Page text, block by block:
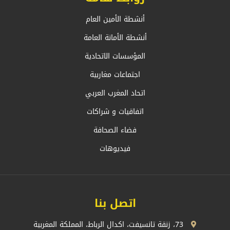
أنشطة الأمين العام
أنشطة الأمانة العامة
المؤسسات الاتحادية
اجتماعات مغاربية
اتحاد المغرب العربي
اتفاقيات و شراكات
فضاء الصحافة
فيديوهات
اتصل بنا